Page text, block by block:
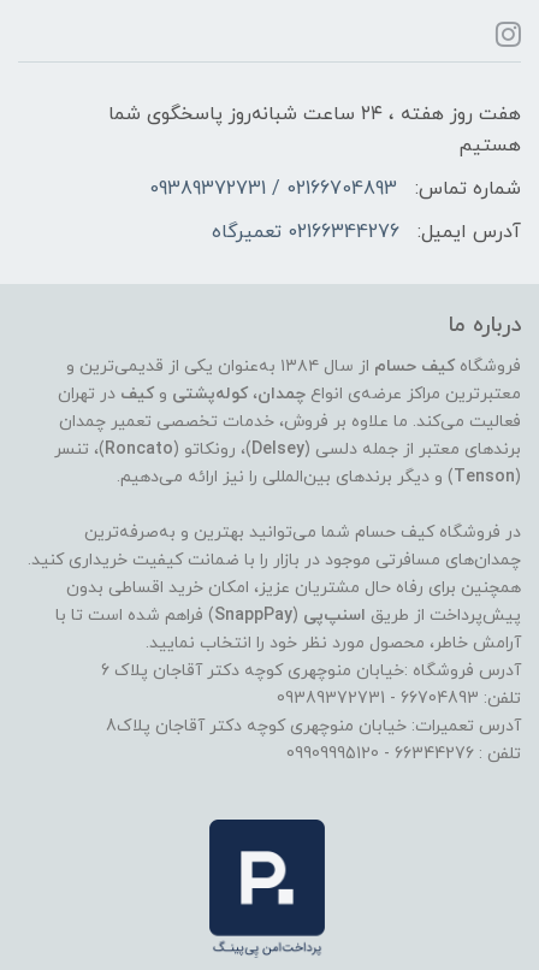
هفت روز هفته ، ۲۴ ساعت شبانه‌روز پاسخگوی شما
هستیم
شماره تماس:
02166704893 / 09389372731
آدرس ایمیل:
02166344276 تعمیرگاه
درباره ما
فروشگاه کیف حسام
از سال ۱۳۸۴ به‌عنوان یکی از قدیمی‌ترین و
معتبرترین مراکز عرضه‌ی انواع چمدان، کوله‌پشتی و کیف در تهران
فعالیت می‌کند. ما علاوه بر فروش، خدمات تخصصی تعمیر چمدان
برندهای معتبر از جمله دلسی (Delsey)، رونکاتو (Roncato)، تنسر
(
Tenson) و دیگر برندهای بین‌المللی را نیز ارائه می‌دهیم.
در فروشگاه کیف حسام شما می‌توانید بهترین و به‌صرفه‌ترین
چمدان‌های مسافرتی موجود در بازار را با ضمانت کیفیت خریداری کنید.
همچنین برای رفاه حال مشتریان عزیز، امکان خرید اقساطی بدون
پیش‌پرداخت از طریق اسنپ‌پی (
SnappPay) فراهم شده است تا با
آرامش خاطر، محصول مورد نظر خود را انتخاب نمایید.
آدرس فروشگاه :خیابان منوچهری کوچه دکتر آقاجان پلاک 6
تلفن: 66704893 - 09389372731
آدرس تعمیرات: خیابان منوچهری کوچه دکتر آقاجان پلاک8
تلفن : 66344276 - 09909995120